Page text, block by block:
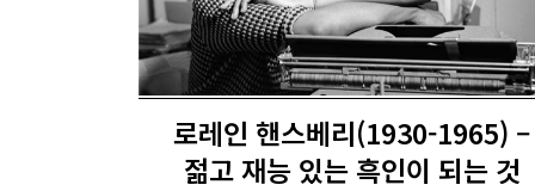
로레인 핸스베리(1930-1965) –
젊고 재능 있는 흑인이 되는 것